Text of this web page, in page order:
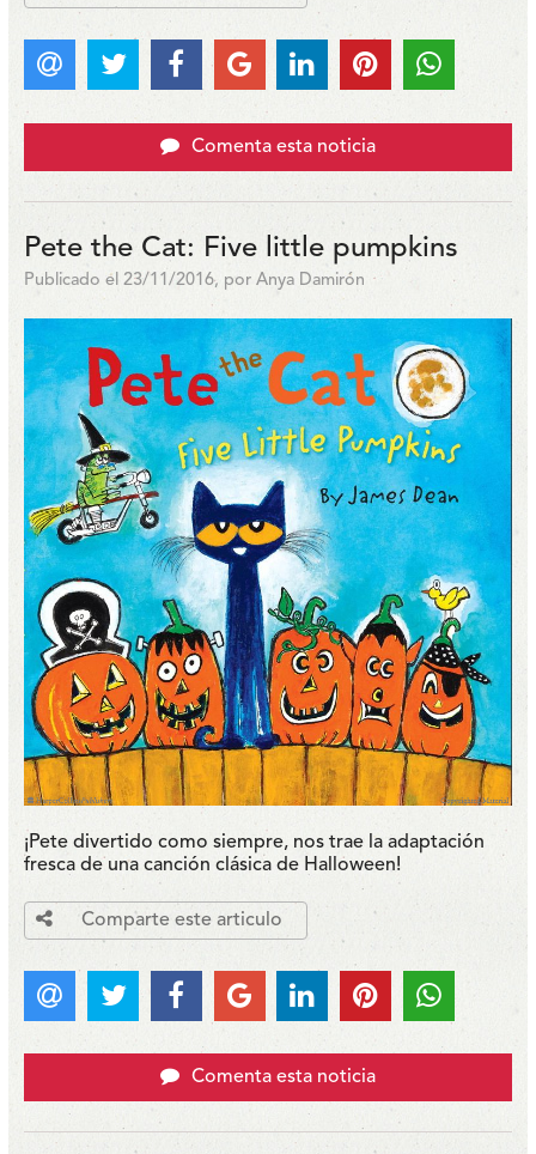
Comenta esta noticia
Pete the Cat: Five little pumpkins
Publicado el 23/11/2016, por Anya Damirón
¡Pete divertido como siempre, nos trae la adaptación
fresca de una canción clásica de Halloween!
Comparte este articulo
Comenta esta noticia